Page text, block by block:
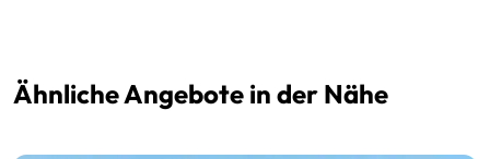
Ähnliche Angebote in der Nähe